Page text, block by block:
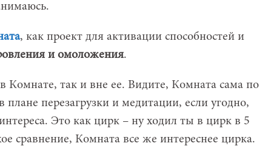
, как проект для активации способностей и
и омоложения.
Комнате, так и вне ее. Видите, Комната сама по
перезагрузки и медитации, если угодно,
Это как цирк – ну ходил ты в цирк в 5
сравнение, Комната все же интереснее цирка.